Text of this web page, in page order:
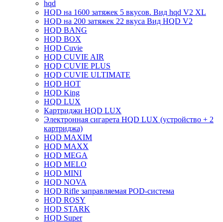
hqd
HQD на 1600 затяжек 5 вкусов. Вид hqd V2 XL
HQD на 200 затяжек 22 вкуса Вид HQD V2
HQD BANG
HQD BOX
HQD Cuvie
HQD CUVIE AIR
HQD CUVIE PLUS
HQD CUVIE ULTIMATE
HQD HOT
HQD King
HQD LUX
Картриджи HQD LUX
Электронная сигарета HQD LUX (устройство + 2
картриджа)
HQD MAXIM
HQD MAXX
HQD MEGA
HQD MELO
HQD MINI
HQD NOVA
HQD Rifle заправляемая POD-система
HQD ROSY
HQD STARK
HQD Super